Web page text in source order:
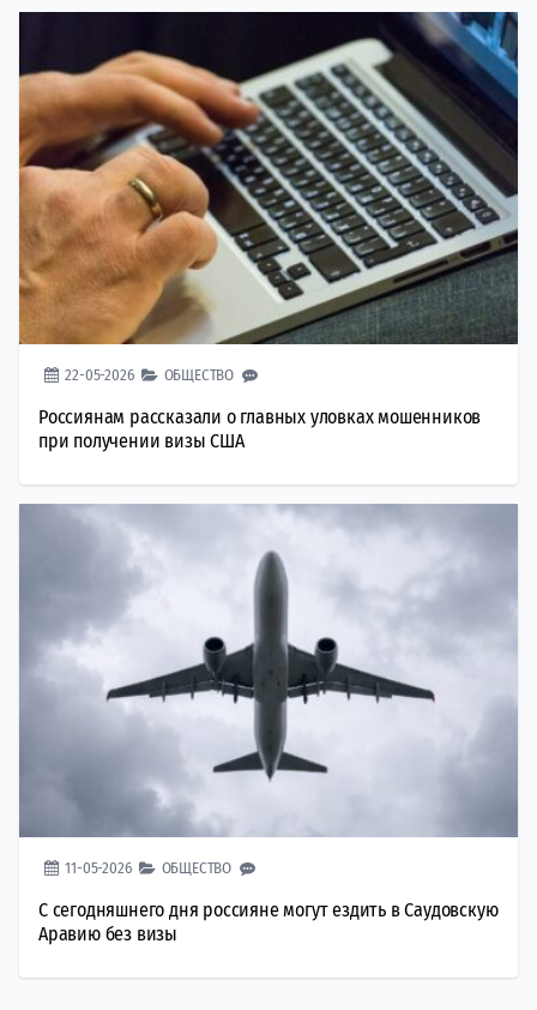
22-05-2026 ОБЩЕСТВО
Россиянам рассказали о главных уловках мошенников
при получении визы США
11-05-2026 ОБЩЕСТВО
С сегодняшнего дня россияне могут ездить в Саудовскую
Аравию без визы